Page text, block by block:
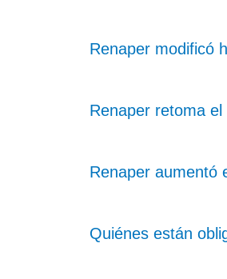
Renaper modificó
Renaper retoma
Renaper aumentó
Quiénes están